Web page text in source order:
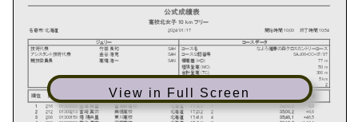
View in Full Screen